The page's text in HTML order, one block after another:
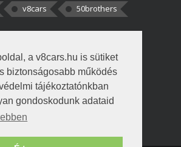
a v8cars.hu is sütiket
biztonságosabb működés
tájékoztatónkban
gondoskodunk adataid
v8cars 50brothers
Elszúrtam! Én csak két
Nem tudtam, hogy fél autót,
is nagyon, amikor